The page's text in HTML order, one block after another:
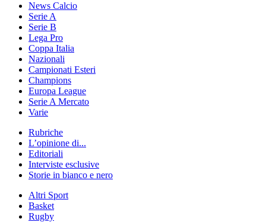
News Calcio
Serie A
Serie B
Lega Pro
Coppa Italia
Nazionali
Campionati Esteri
Champions
Europa League
Serie A Mercato
Varie
Rubriche
L’opinione di...
Editoriali
Interviste esclusive
Storie in bianco e nero
Altri Sport
Basket
Rugby